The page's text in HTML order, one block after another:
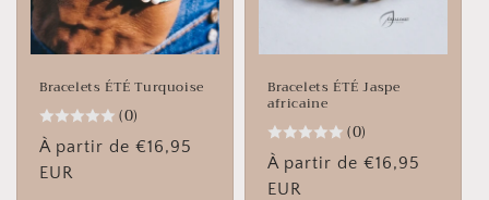
Bracelets ÉTÉ Turquoise
(0)
Prix
habituel
À partir de €16,95
EUR
Bracelets ÉTÉ Jaspe
africaine
(0)
Prix
habituel
À partir de €16,95
EUR